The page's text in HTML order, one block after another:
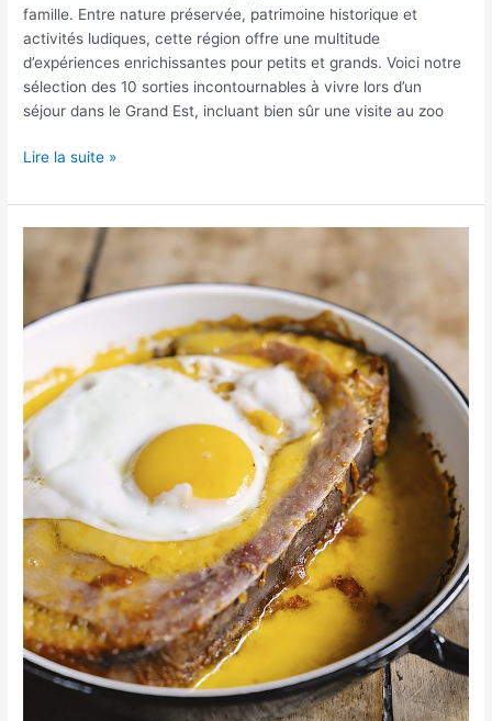
famille. Entre nature préservée, patrimoine historique et
activités ludiques, cette région offre une multitude
d’expériences enrichissantes pour petits et grands. Voici notre
sélection des 10 sorties incontournables à vivre lors d’un
séjour dans le Grand Est, incluant bien sûr une visite au zoo
Lire la suite »
découverte
Hauts-
de-
France
:
entre
histoire
et
festin